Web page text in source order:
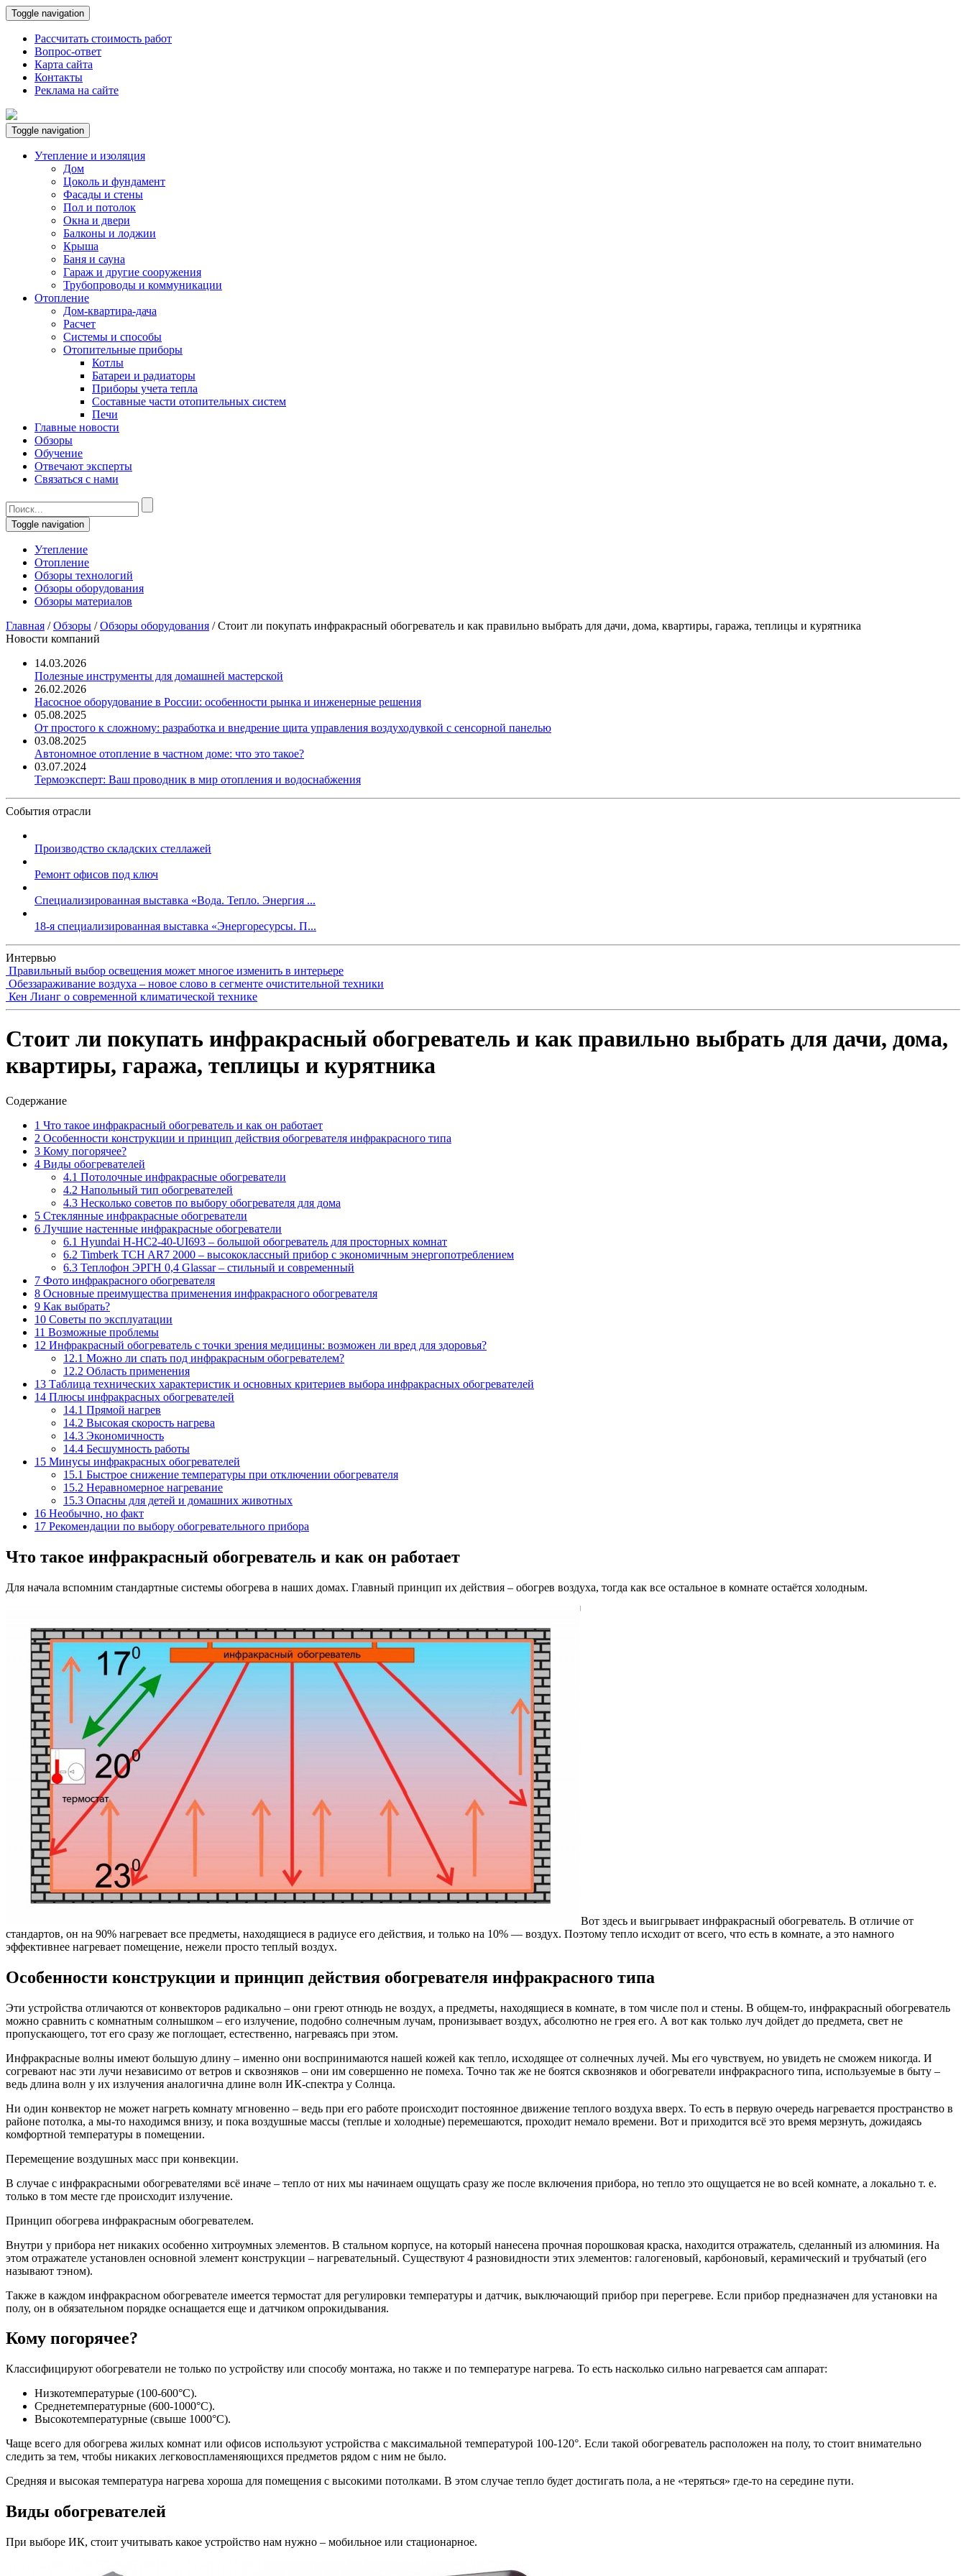
Toggle navigation
Рассчитать стоимость работ
Вопрос-ответ
Карта сайта
Контакты
Реклама на сайте
Toggle navigation
Утепление и изоляция
Дом
Цоколь и фундамент
Фасады и стены
Пол и потолок
Окна и двери
Балконы и лоджии
Крыша
Баня и сауна
Гараж и другие сооружения
Трубопроводы и коммуникации
Отопление
Дом-квартира-дача
Расчет
Системы и способы
Отопительные приборы
Котлы
Батареи и радиаторы
Приборы учета тепла
Составные части отопительных систем
Печи
Главные новости
Обзоры
Обучение
Отвечают эксперты
Связаться с нами
Toggle navigation
Утепление
Отопление
Обзоры технологий
Обзоры оборудования
Обзоры материалов
Главная /Обзоры /Обзоры оборудования /Стоит ли покупать инфракрасный обогреватель и как правильно выбрать для дачи, дома, квартиры, гаража, теплицы и курятника
Новости компаний
14.03.2026
Полезные инструменты для домашней мастерской
26.02.2026
Насосное оборудование в России: особенности рынка и инженерные решения
05.08.2025
От простого к сложному: разработка и внедрение щита управления воздуходувкой с сенсорной панелью
03.08.2025
Автономное отопление в частном доме: что это такое?
03.07.2024
Термоэксперт: Ваш проводник в мир отопления и водоснабжения
События отрасли
Производство складских стеллажей
Ремонт офисов под ключ
Специализированная выставка «Вода. Тепло. Энергия ...
18-я специализированная выставка «Энергоресурсы. П...
Интервью
Правильный выбор освещения может многое изменить в интерьере
Обеззараживание воздуха – новое слово в сегменте очистительной техники
Кен Лианг о современной климатической технике
Стоит ли покупать инфракрасный обогреватель и как правильно выбрать для дачи, дома,
квартиры, гаража, теплицы и курятника
Содержание
1 Что такое инфракрасный обогреватель и как он работает
2 Особенности конструкции и принцип действия обогревателя инфракрасного типа
3 Кому погорячее?
4 Виды обогревателей
4.1 Потолочные инфракрасные обогреватели
4.2 Напольный тип обогревателей
4.3 Несколько советов по выбору обогревателя для дома
5 Стеклянные инфракрасные обогреватели
6 Лучшие настенные инфракрасные обогреватели
6.1 Hyundai H-HC2-40-UI693 – большой обогреватель для просторных комнат
6.2 Timberk TCH AR7 2000 – высококлассный прибор с экономичным энергопотреблением
6.3 Теплофон ЭРГН 0,4 Glassar – стильный и современный
7 Фото инфракрасного обогревателя
8 Основные преимущества применения инфракрасного обогревателя
9 Как выбрать?
10 Советы по эксплуатации
11 Возможные проблемы
12 Инфракрасный обогреватель с точки зрения медицины: возможен ли вред для здоровья?
12.1 Можно ли спать под инфракрасным обогревателем?
12.2 Область применения
13 Таблица технических характеристик и основных критериев выбора инфракрасных обогревателей
14 Плюсы инфракрасных обогревателей
14.1 Прямой нагрев
14.2 Высокая скорость нагрева
14.3 Экономичность
14.4 Бесшумность работы
15 Минусы инфракрасных обогревателей
15.1 Быстрое снижение температуры при отключении обогревателя
15.2 Неравномерное нагревание
15.3 Опасны для детей и домашних животных
16 Необычно, но факт
17 Рекомендации по выбору обогревательного прибора
Что такое инфракрасный обогреватель и как он работает
Для начала вспомним стандартные системы обогрева в наших домах. Главный принцип их действия – обогрев воздуха, тогда как все остальное в комнате остаётся холодным.
Вот здесь и выигрывает инфракрасный обогреватель. В отличие от
стандартов, он на 90% нагревает все предметы, находящиеся в радиусе его действия, и только на 10% — воздух. Поэтому тепло исходит от всего, что есть в комнате, а это намного
эффективнее нагревает помещение, нежели просто теплый воздух.
Особенности конструкции и принцип действия обогревателя инфракрасного типа
Эти устройства отличаются от конвекторов радикально – они греют отнюдь не воздух, а предметы, находящиеся в комнате, в том числе пол и стены. В общем-то, инфракрасный обогреватель
можно сравнить с комнатным солнышком – его излучение, подобно солнечным лучам, пронизывает воздух, абсолютно не грея его. А вот как только луч дойдет до предмета, свет не
пропускающего, тот его сразу же поглощает, естественно, нагреваясь при этом.
Инфракрасные волны имеют большую длину – именно они воспринимаются нашей кожей как тепло, исходящее от солнечных лучей. Мы его чувствуем, но увидеть не сможем никогда. И
согревают нас эти лучи независимо от ветров и сквозняков – они им совершенно не помеха. Точно так же не боятся сквозняков и обогреватели инфракрасного типа, используемые в быту –
ведь длина волн у их излучения аналогична длине волн ИК-спектра у Солнца.
Ни один конвектор не может нагреть комнату мгновенно – ведь при его работе происходит постоянное движение теплого воздуха вверх. То есть в первую очередь нагревается пространство в
районе потолка, а мы-то находимся внизу, и пока воздушные массы (теплые и холодные) перемешаются, проходит немало времени. Вот и приходится всё это время мерзнуть, дожидаясь
комфортной температуры в помещении.
Перемещение воздушных масс при конвекции.
В случае с инфракрасными обогревателями всё иначе – тепло от них мы начинаем ощущать сразу же после включения прибора, но тепло это ощущается не во всей комнате, а локально т. е.
только в том месте где происходит излучение.
Принцип обогрева инфракрасным обогревателем.
Внутри у прибора нет никаких особенно хитроумных элементов. В стальном корпусе, на который нанесена прочная порошковая краска, находится отражатель, сделанный из алюминия. На
этом отражателе установлен основной элемент конструкции – нагревательный. Существуют 4 разновидности этих элементов: галогеновый, карбоновый, керамический и трубчатый (его
называют тэном).
Также в каждом инфракрасном обогревателе имеется термостат для регулировки температуры и датчик, выключающий прибор при перегреве. Если прибор предназначен для установки на
полу, он в обязательном порядке оснащается еще и датчиком опрокидывания.
Кому погорячее?
Классифицируют обогреватели не только по устройству или способу монтажа, но также и по температуре нагрева. То есть насколько сильно нагревается сам аппарат:
Низкотемпературые (100-600°С).
Среднетемпературные (600-1000°С).
Высокотемпературные (свыше 1000°С).
Чаще всего для обогрева жилых комнат или офисов используют устройства с максимальной температурой 100-120°. Если такой обогреватель расположен на полу, то стоит внимательно
следить за тем, чтобы никаких легковоспламеняющихся предметов рядом с ним не было.
Средняя и высокая температура нагрева хороша для помещения с высокими потолками. В этом случае тепло будет достигать пола, а не «теряться» где-то на середине пути.
Виды обогревателей
При выборе ИК, стоит учитывать какое устройство нам нужно – мобильное или стационарное.